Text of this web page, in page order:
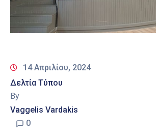
14 Απριλίου, 2024
Δελτία Τύπου
By
Vaggelis Vardakis
0